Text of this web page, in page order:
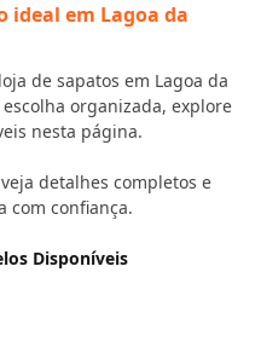
ideal em Lagoa da
de sapatos em Lagoa da
organizada, explore
nesta página.
detalhes completos e
com confiança.
Disponíveis